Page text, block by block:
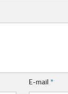
E-mail*